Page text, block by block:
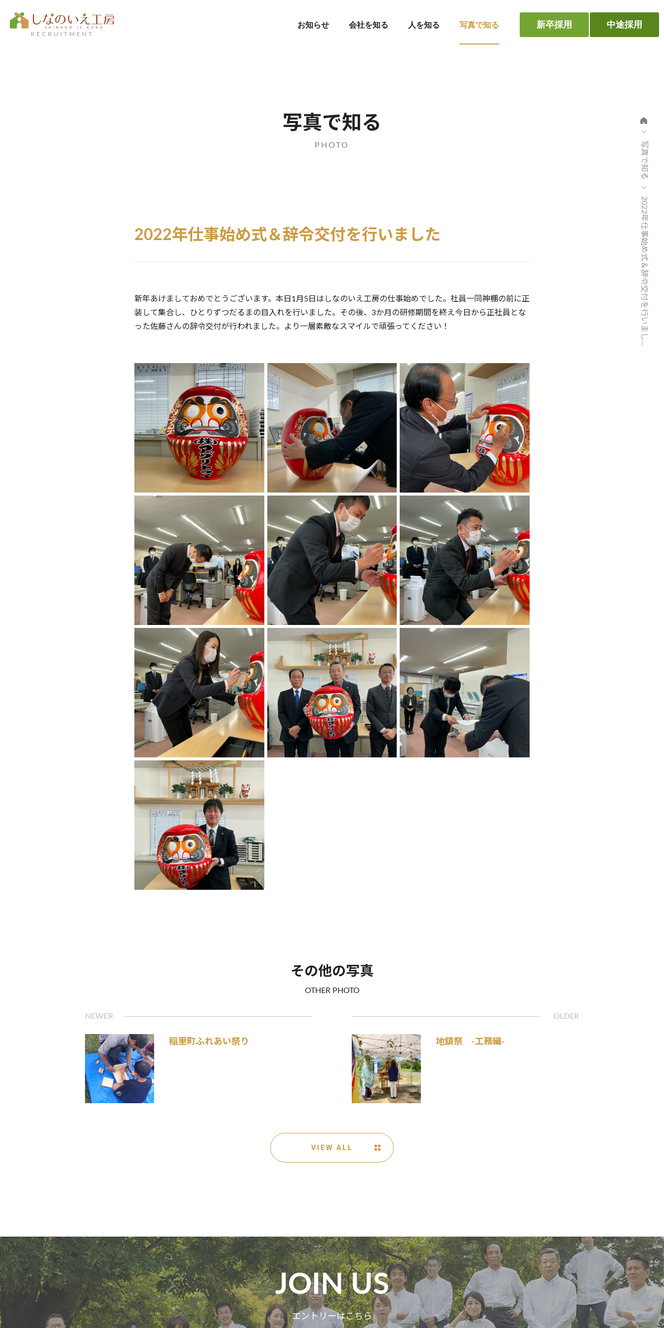
RECRUITMENT
お知らせ 会社を知る 人を知る 写真で知る 新卒採用 中途採用
写真で知る
PHOTO 写真で知る
2022年仕事始め式＆辞令交付を行いまし...
2022年仕事始め式＆辞令交付を行いました
新年あけましておめでとうございます。本日1月5日はしなのいえ工房の仕事始めでした。社員一同神棚の前に正
装して集合し、ひとりずつだるまの目入れを行いました。その後、3か月の研修期間を終え今日から正社員とな
った佐藤さんの辞令交付が行われました。より一層素敵なスマイルで頑張ってください！
その他の写真
OTHER PHOTO
稲里町ふれあい祭り 地鎮祭 -工務編-
VIEW ALL
JOIN US
エントリーはこちら